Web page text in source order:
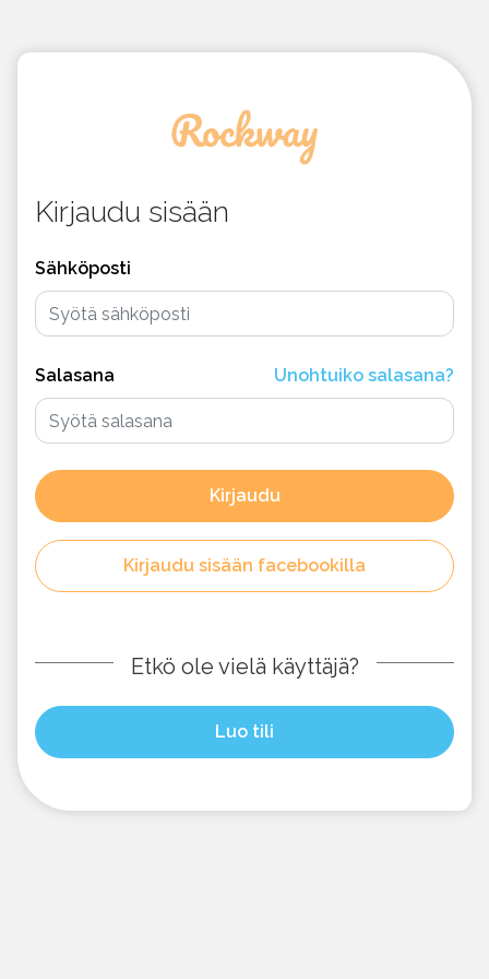
Kirjaudu sisään
Sähköposti
Salasana Unohtuiko salasana?
Kirjaudu
Kirjaudu sisään facebookilla
Etkö ole vielä käyttäjä?
Luo tili